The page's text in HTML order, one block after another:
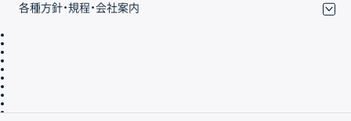
各種方針・規程・会社案内
会社案内